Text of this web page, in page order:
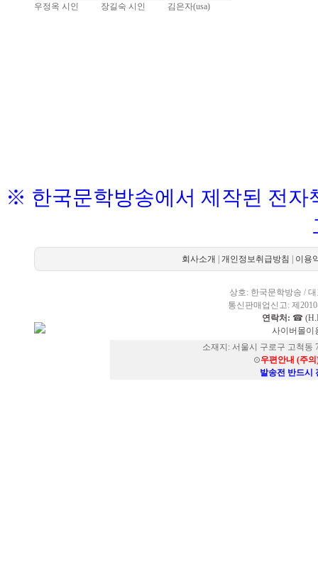
우정옥 시인 장길숙 시인 김은자(usa)
※ 한국문학방송에서 제작된 전자
회사소개 개인정보취급방침 이용
상호: 한국문학방송 /
통신판매업신고: 제
연락처: ☎
사이버몰이
소재지: 서울시 구로구 고척동
⊙우편안내 (주
발송전 반드시